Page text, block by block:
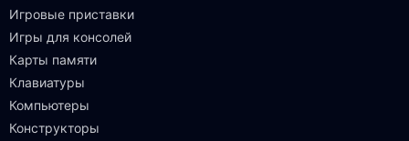
Игровые приставки
Игры для консолей
Карты памяти
Клавиатуры
Компьютеры
Конструкторы